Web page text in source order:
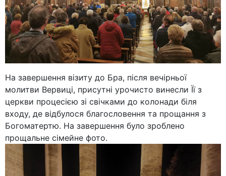
На завершення візиту до Бра, після вечірньої
молитви Вервиці, присутні урочисто винесли Її з
церкви процесією зі свічками до колонади біля
входу, де відбулося благословення та прощання з
Богоматертю. На завершення було зроблено
прощальне сімейне фото.